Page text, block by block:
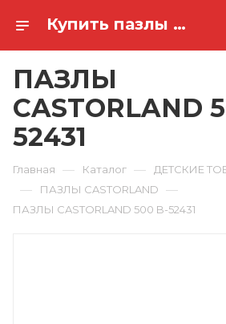
Купить пазлы castorland 500 B-52431 в Ростове-на-Дону
ПАЗЛЫ
CASTORLAND
52431
Главная — Каталог — ДЕТСКИЕ
— ПАЗЛЫ CASTORLAND —
ПАЗЛЫ CASTORLAND 500 B-52431